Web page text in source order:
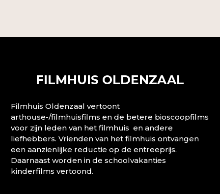
FILMHUIS OLDENZAAL
Filmhuis Oldenzaal vertoont
arthouse-/filmhuisfilms en de betere bioscoopfilms
voor zijn leden van het filmhuis en andere
liefhebbers. Vrienden van het filmhuis ontvangen
een aanzienlijke reductie op de entreeprijs.
Daarnaast worden in de schoolvakanties
kinderfilms vertoond.